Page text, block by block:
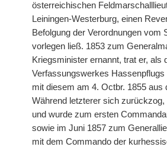
österreichischen
Leiningen-Westerburg, einen
Befolgung der Verordnungen vom
vorlegen ließ. 1853 zum
Kriegsminister ernannt, trat er, als
Verfassungswerkes
mit diesem am 4. Octbr. 1855 aus
Während letzterer sich zurückzog,
und wurde zum ersten
sowie im Juni 1857 zum
mit dem Commando der